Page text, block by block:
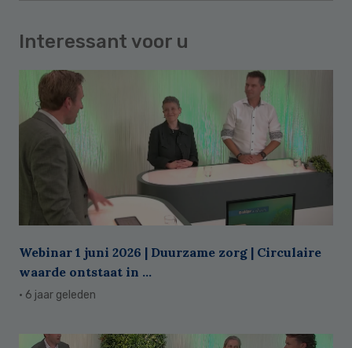
Interessant voor u
Webinar 1 juni 2026 | Duurzame zorg | Circulaire
waarde ontstaat in ...
· 6 jaar geleden